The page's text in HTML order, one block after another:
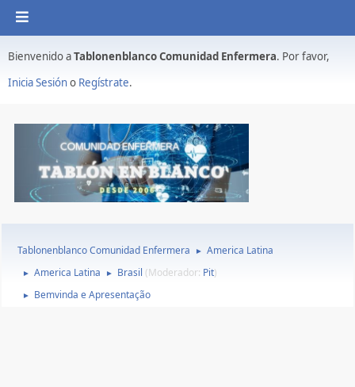
Bienvenido aTablonenblanco Comunidad Enfermera. Por favor,
Inicia Sesióno Regístrate.
Tablonenblanco Comunidad Enfermera ► America Latina
► America Latina ► Brasil (Moderador: Pit)
► Bemvinda e Apresentação